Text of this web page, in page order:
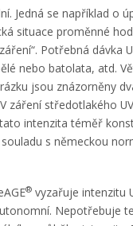
Jedná se například o
situace proměnné
Potřebná dávka
nebo batolata, atd.
jsou znázorněny
záření středotlakého
intenzita téměř
s německou
®vyzařuje intenzitu
Nepotřebuje